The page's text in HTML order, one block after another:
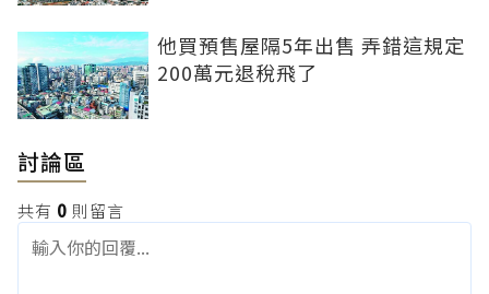
他買預售屋隔5年出售 弄錯這規定
200萬元退稅飛了
討論區
共有 0 則留言